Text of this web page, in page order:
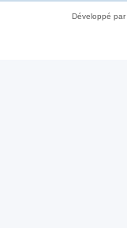
Développé par